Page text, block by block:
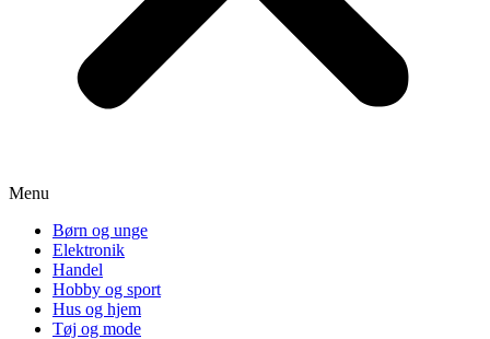
Menu
Børn og unge
Elektronik
Handel
Hobby og sport
Hus og hjem
Tøj og mode